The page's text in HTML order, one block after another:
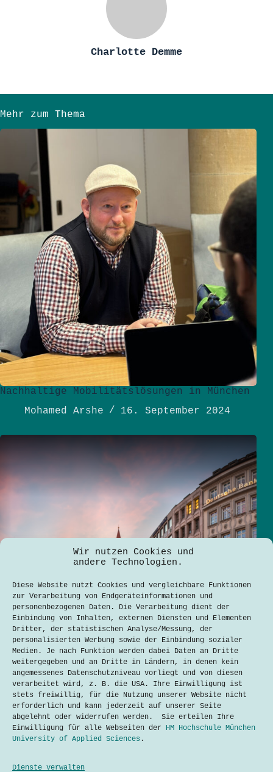
Wir nutzen Cookies und
andere Technologien.
Diese Website nutzt Cookies und vergleichbare Funktionen
zur Verarbeitung von Endgeräteinformationen und
personenbezogenen Daten. Die Verarbeitung dient der
Einbindung von Inhalten, externen Diensten und Elementen
Dritter, der statistischen Analyse/Messung, der
personalisierten Werbung sowie der Einbindung sozialer
Medien. Je nach Funktion werden dabei Daten an Dritte
weitergegeben und an Dritte in Ländern, in denen kein
angemessenes Datenschutzniveau vorliegt und von diesen
verarbeitet wird, z. B. die USA. Ihre Einwilligung ist
stets freiwillig, für die Nutzung unserer Website nicht
erforderlich und kann jederzeit auf unserer Seite
abgelehnt oder widerrufen werden. Sie erteilen Ihre
Einwilligung für alle Webseiten der HM Hochschule München
University of Applied Sciences .
Dienste verwalten
Charlotte Demme
Mehr zum Thema
Nachhaltige Mobilitätslösungen in München
Mohamed Arshe
16. September 2024
E-Scooter in München: Zukunft der
Mobilität oder auslaufender Trend?
Aarpyz Raj K C
9. September 2024